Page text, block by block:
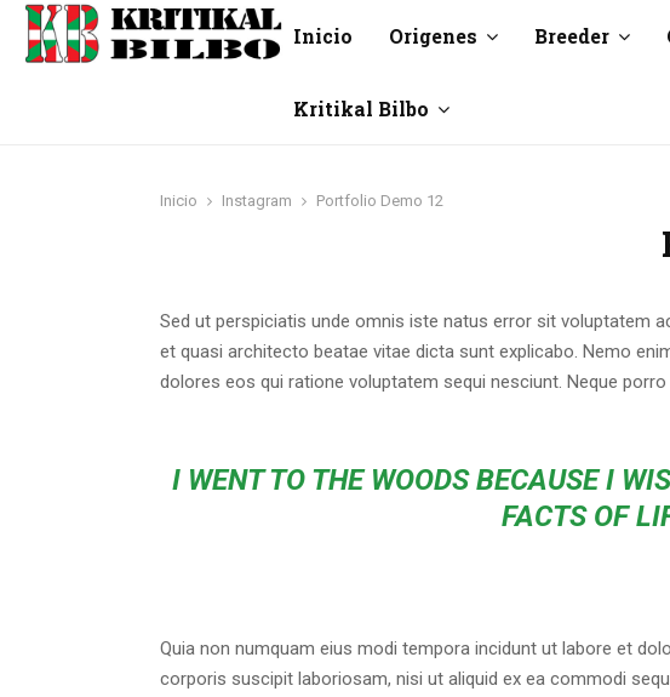
Inicio Origenes Breeder
Kritikal Bilbo
Inicio Instagram Portfolio Demo 12
Sed ut perspiciatis unde omnis iste natus error sit voluptatem
et quasi architecto beatae vitae dicta sunt explicabo. Nemo
dolores eos qui ratione voluptatem sequi nesciunt. Neque
I WENT TO THE WOODS BECAUSE I
FACTS OF
Quia non numquam eius modi tempora incidunt ut labore et
corporis suscipit laboriosam, nisi ut aliquid ex ea commodi